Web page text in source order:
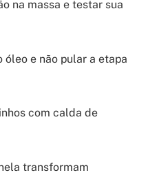
na massa e testar sua
óleo e não pular a etapa
com calda de
transformam